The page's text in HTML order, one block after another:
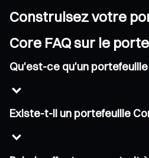
Construisez votre
Core FAQ sur le
Qu'est-ce qu'un
Existe-t-il un portefeuille